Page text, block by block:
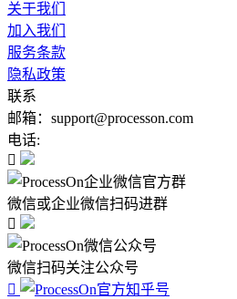
关于我们
加入我们
服务条款
隐私政策
联系
邮箱：support@processon.com
电话:

微信或企业微信扫码进群

微信扫码关注公众号
